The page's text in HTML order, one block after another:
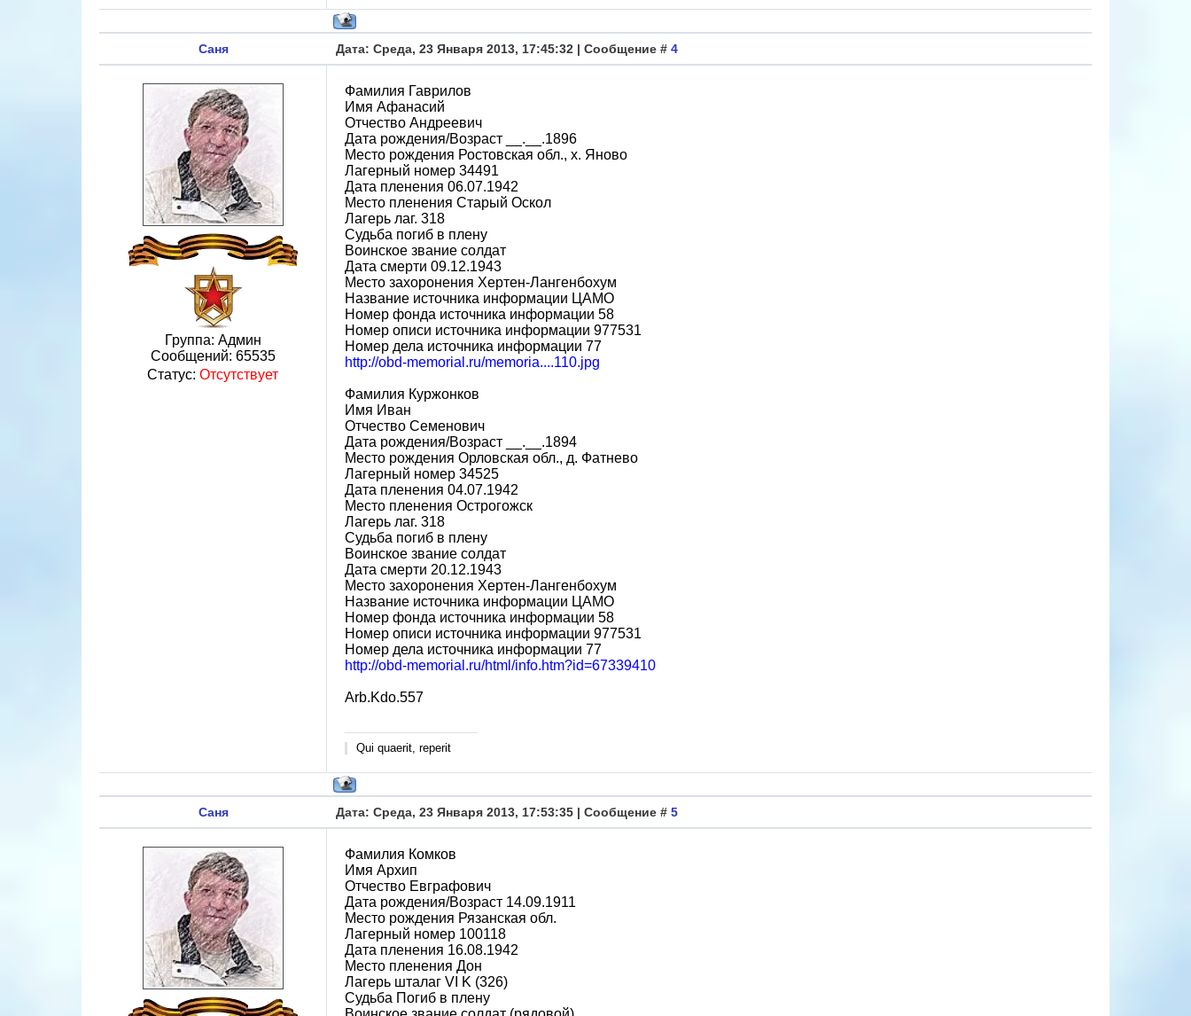
Саня Дата: Среда, 23 Января 2013, 17:45:32 | Сообщение # 4
Группа: Админ
Сообщений: 65535
Статус: Отсутствует
Фамилия Гаврилов
Имя Афанасий
Отчество Андреевич
Дата рождения/Возраст __.__.1896
Место рождения Ростовская обл., х. Яново
Лагерный номер 34491
Дата пленения 06.07.1942
Место пленения Старый Оскол
Лагерь лаг. 318
Судьба погиб в плену
Воинское звание солдат
Дата смерти 09.12.1943
Место захоронения Хертен-Лангенбохум
Название источника информации ЦАМО
Номер фонда источника информации 58
Номер описи источника информации 977531
Номер дела источника информации 77
http://obd-memorial.ru/memoria....110.jpg
Фамилия Куржонков
Имя Иван
Отчество Семенович
Дата рождения/Возраст __.__.1894
Место рождения Орловская обл., д. Фатнево
Лагерный номер 34525
Дата пленения 04.07.1942
Место пленения Острогожск
Лагерь лаг. 318
Судьба погиб в плену
Воинское звание солдат
Дата смерти 20.12.1943
Место захоронения Хертен-Лангенбохум
Название источника информации ЦАМО
Номер фонда источника информации 58
Номер описи источника информации 977531
Номер дела источника информации 77
http://obd-memorial.ru/html/info.htm?id=67339410
Arb.Kdo.557
Qui quaerit, reperit
Саня Дата: Среда, 23 Января 2013, 17:53:35 | Сообщение # 5
Фамилия Комков
Имя Архип
Отчество Евграфович
Дата рождения/Возраст 14.09.1911
Место рождения Рязанская обл.
Лагерный номер 100118
Дата пленения 16.08.1942
Место пленения Дон
Лагерь шталаг VI K (326)
Судьба Погиб в плену